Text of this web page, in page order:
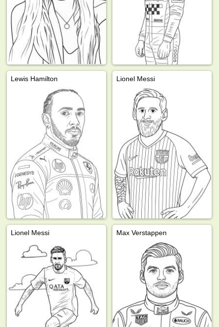
Lewis Hamilton Lionel Messi
Lionel Messi Max Verstappen